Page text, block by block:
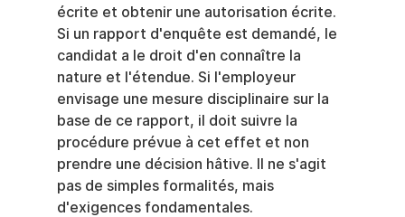
écrite et obtenir une autorisation écrite.
Si un rapport d'enquête est demandé, le
candidat a le droit d'en connaître la
nature et l'étendue. Si l'employeur
envisage une mesure disciplinaire sur la
base de ce rapport, il doit suivre la
procédure prévue à cet effet et non
prendre une décision hâtive. Il ne s'agit
pas de simples formalités, mais
d'exigences fondamentales.